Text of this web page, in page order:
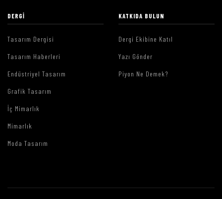
DERGI
Tasarım Dergisi
Tasarım Haberleri
Endüstriyel Tasarım
Grafik Tasarım
İç Mimarlık
Mimarlık
Moda Tasarım
KATKIDA BULUN
Dergi Ekibine Katıl
Yazı Gönder
Piyon Ne Demek?